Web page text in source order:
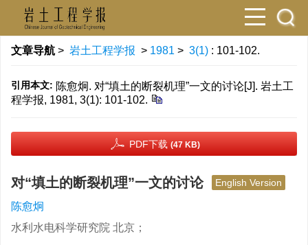
文章导航 > 岩土工程学报 > 1981 > 3(1) : 101-102.
引用本文: 陈愈炯. 对“填土的断裂机理”一文的讨论[J]. 岩土工
程学报, 1981, 3(1): 101-102.
PDF下载 (47 KB)
对“填土的断裂机理”一文的讨论 English Version
陈愈炯
水利水电科学研究院 北京；